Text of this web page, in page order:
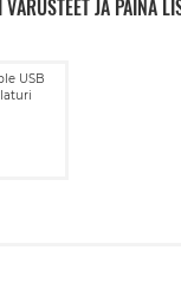
JA PAINA
USB